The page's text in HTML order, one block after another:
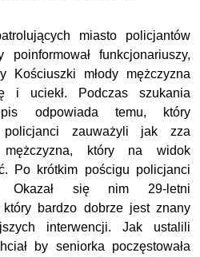
miasto policjantów
poinformował funkcjonariuszy,
młody mężczyzna
i uciekł. Podczas szukania
odpowiada temu, który
policjanci zauważyli jak zza
który na widok
Po krótkim pościgu policjanci
Okazał się nim 29-letni
który bardzo dobrze jest znany
interwencji. Jak ustalili
by seniorka poczęstowała